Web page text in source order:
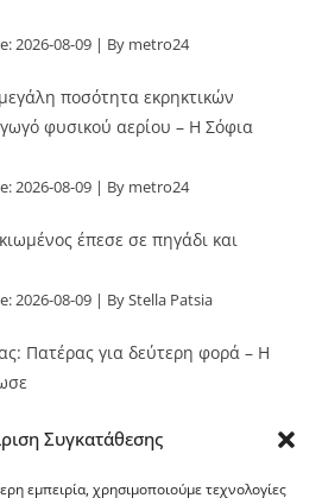
Συγκατάθεσης
εμπειρία, χρησιμοποιούμε τεχνολογίες
2026-08-09 By metro24
ποσότητα εκρηκτικών
φυσικού αερίου – Η Σόφια
2026-08-09 By metro24
έπεσε σε πηγάδι και
2026-08-09 By Stella Patsia
Πατέρας για δεύτερη φορά – Η